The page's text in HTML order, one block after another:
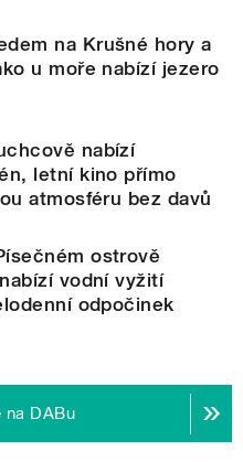
na Krušné hory a
u moře nabízí jezero
nabízí
letní kino přímo
atmosféru bez davů
ostrově
vodní vyžití
odpočinek
na DABu